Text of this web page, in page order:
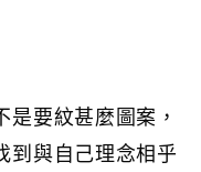
要紋甚麼圖案，
與自己理念相乎